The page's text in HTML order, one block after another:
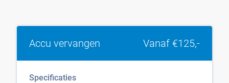
Accu vervangen Vanaf €125,-
Specificaties